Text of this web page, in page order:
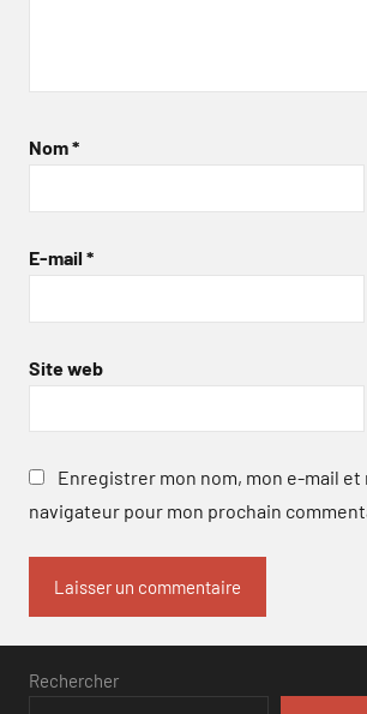
Nom*
E-mail *
Site web
Enregistrer mon nom, mon e-mail et
navigateur pour mon prochain
Rechercher